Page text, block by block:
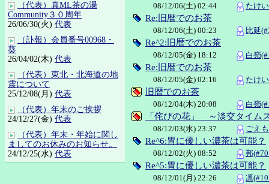
08/12/06(土) 02:44 たけ
Re:旧暦でのお茶
08/12/06(土) 00:23 比延
Re^2:旧暦でのお茶
08/12/05(金) 18:12 白嶺
Re:旧暦でのお茶
08/12/05(金) 02:16 たけ
旧暦でのお茶
08/12/04(木) 20:08 白嶺
「侘びの花」 ～淡交タイム
08/12/03(水) 23:37 ごえ
Re^6:胃に優しい濃茶は可能？
08/12/02(火) 08:52 邦
Re^5:胃に優しい濃茶は可能？
08/12/01(月) 22:26 凛
（代表）真ML茶の湯
Community３０周年
26/06/30(火) 代表
（訃報）会員番号00968・
葵
26/04/02(木) 代表
（代表）東北・北海道の地
震について
25/12/08(月) 代表
（代表）年末のご挨拶
24/12/27(金) 代表
（代表）年末・年始に関し
ましてのお休みのお知らせ。
24/12/25(水) 代表